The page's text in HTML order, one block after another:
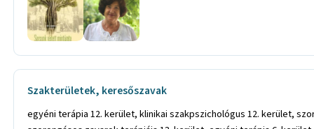
Szakterületek, keresőszavak
egyéni terápia 12. kerület, klinikai szakpszichológus 12. kerület, szorongásos zavarok terápiája 12. kerület, egyéni terápia 13. kerület, klinikai szakpszichológus 13. kerület, klinikai szakpszichológus 13. kerület, szorongásos zavarok terápiája 13. kerület, egyéni terápia 6. kerület, klinikai szakpszichológus 6. kerület, klinikai szakpszichológus 6. kerület, szorongásos zavarok terápiája 6. kerület, egyéni terápia 1. kerület, klinikai szakpszichológus 1. kerület, szorongásos zavarok terápiája 1. kerület, egyéni terápia 5. kerület, klinikai szakpszichológus 5. kerület, klinikai szakpszichológus 5. kerület, szorongásos zavarok terápiája 5. kerület, egyéni terápia . kerület, klinikai szakpszichológus 3. kerület, szorongásos zavarok terápiája 3. kerület, önismeret 12. kerület, önismeret fejlesztés 12. kerület, önbizalomhiány megoldása 12. kerület, önértékelési zavar megoldása 12. kerület, önbizalomhiány megoldása 12. kerület, önértékelési zavar megoldása 12. kerület, pszichológus 12. kerület, pszichológia 12. kerület, pszichológiai tanácsadás 12. kerület, serdülőkori problémák rendezése 12. kerület, szorongás okainak kiderítése 12. kerület, magatartási zavar kezelés 12. kerület, nevelési tanácsadó 12. kerület, nevelési tanácsadás 12. kerület, tanulási zavar kezelése 12. kerület, személyiségfejlesztése 12. kerület, személyiségfejlesztés 12. kerület, pánikbetegség kezelése 12. kerület, pánikbetegség gyógyítása 12. kerület, szorongás kezelése 12. kerület, lelki trauma feldolgozás 12. kerület, traumafeldolgozás 12. kerület, stresszkezelés 12. kerület, magán felnőtt pszichológus 12. kerület, magán pszichológus 12. kerület, pszichológus 12. kerület, magán pszichológiai rendelő 12. kerület, magán pszichológiai rendelés 12. kerület, pszichológus magánrendelés 12. kerület, transzgenerációs örökségek 12. kerület, transzgenerációs örökségek feltárása 12. kerület, transzgenerációs örökségek terápiája 12. kerület, életvezetési tanácsadás 12. kerület, párterápia 12. kerület, családterápia 12. kerület, párkapcsolati tanácsadás 12. kerület, depresszió kezelés 12. kerület, pszichológus Budapest 2. kerület, pszichodráma vezető Budapest 2. kerület, pszichológia Budapest 2. kerület, pszichoterápia Budapest 2. kerület, egyéni terápia Budapest 2. kerület, önismeret Budapest 2. kerület, pszichodráma Budapest 2. kerület, párterápia Budapest 2. kerület, családterápia Budapest 2. kerület, pánik kezelése Budapest 2. kerület, párkapcsolat Budapest 2. kerület, depresszió kezelése Budapest 2. kerület, szorongás kezelése Budapest 2. kerület, család terápia Budapest 2. kerület, pszichoterápia Budapest 2. kerület, krízishelyzet kezelése Budapest 2. kerület, lelki tanácsadás Budapest 2. kerület, vezetés Budapest 2. kerület, anya-gyermek konzultáció és terápia Budapest 2. kerület, párkapcsolati problémák kezelése Budapest 2. kerület, pánik kezelése Budapest 2. kerület, hangulati zavarok kezelése Budapest 2. kerület, depresszió kezelése Budapest 2. kerület, pszichoszomatikus betegségek kezelése Budapest 2. kerület, lelki eredetű testi panaszok kezelése Budapest 2. kerület, pszichológus Pasarét, pszichodráma vezető Pasarét, pszichológia Pasarét, pszichoterápia Pasarét, egyéni terápia Pasarét, önismeret Pasarét,